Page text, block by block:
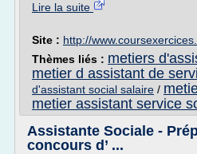
Lire la suite
Site : http://
Thèmes liés : metiers
metier d assistant de
d'assistant social salaire /
metier assistant service
Assistante Sociale -
concours d’ ...